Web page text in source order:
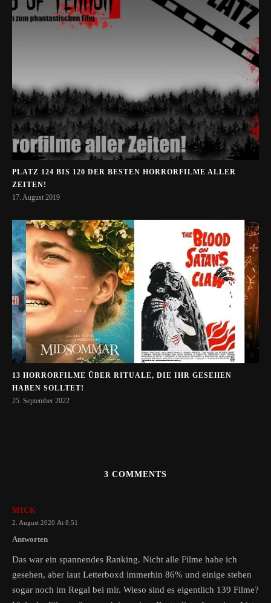
PLATZ 124 BIS 120 DER BESTEN HORRORFILME ALLER
ZEITEN!
17. August 2019
13 HORRORFILME ÜBER RITUALE, DIE IHR GESEHEN
HABEN SOLLTET!
25. September 2022
3 COMMENTS
MICK
2. August 2020 At 8:51
Antworten
Das war ein spannendes Ranking. Nicht alle Filme habe ich
gesehen, aber laut Letterboxd immerhin 86% und einige stehen
sogar noch im Regal bei mir. Wieso sind es eigentlich 139 Filme?